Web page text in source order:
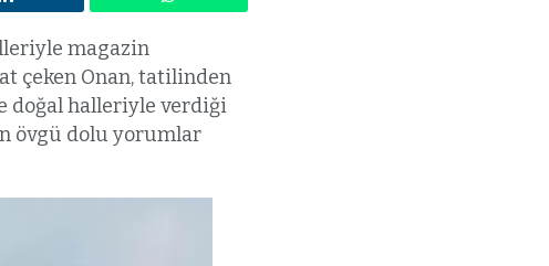
magazin
çeken Onan, tatilinden
doğal halleriyle verdiği
övgü dolu yorumlar